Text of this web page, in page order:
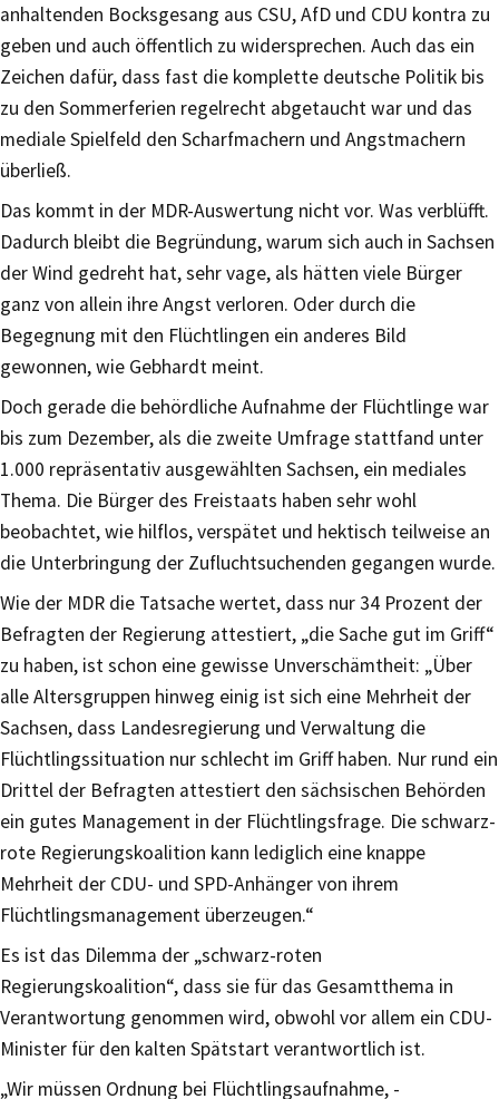
anhaltenden Bocksgesang aus CSU, AfD und CDU kontra zu
geben und auch öffentlich zu widersprechen. Auch das ein
Zeichen dafür, dass fast die komplette deutsche Politik bis
zu den Sommerferien regelrecht abgetaucht war und das
mediale Spielfeld den Scharfmachern und Angstmachern
überließ.
Das kommt in der MDR-Auswertung nicht vor. Was verblüfft.
Dadurch bleibt die Begründung, warum sich auch in Sachsen
der Wind gedreht hat, sehr vage, als hätten viele Bürger
ganz von allein ihre Angst verloren. Oder durch die
Begegnung mit den Flüchtlingen ein anderes Bild
gewonnen, wie Gebhardt meint.
Doch gerade die behördliche Aufnahme der Flüchtlinge war
bis zum Dezember, als die zweite Umfrage stattfand unter
1.000 repräsentativ ausgewählten Sachsen, ein mediales
Thema. Die Bürger des Freistaats haben sehr wohl
beobachtet, wie hilflos, verspätet und hektisch teilweise an
die Unterbringung der Zufluchtsuchenden gegangen wurde.
Wie der MDR die Tatsache wertet, dass nur 34 Prozent der
Befragten der Regierung attestiert, „die Sache gut im Griff“
zu haben, ist schon eine gewisse Unverschämtheit: „Über
alle Altersgruppen hinweg einig ist sich eine Mehrheit der
Sachsen, dass Landesregierung und Verwaltung die
Flüchtlingssituation nur schlecht im Griff haben. Nur rund ein
Drittel der Befragten attestiert den sächsischen Behörden
ein gutes Management in der Flüchtlingsfrage. Die schwarz-
rote Regierungskoalition kann lediglich eine knappe
Mehrheit der CDU- und SPD-Anhänger von ihrem
Flüchtlingsmanagement überzeugen.“
Es ist das Dilemma der „schwarz-roten
Regierungskoalition“, dass sie für das Gesamtthema in
Verantwortung genommen wird, obwohl vor allem ein CDU-
Minister für den kalten Spätstart verantwortlich ist.
„Wir müssen Ordnung bei Flüchtlingsaufnahme, -